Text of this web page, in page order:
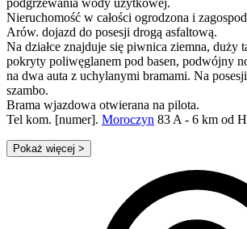
Nieruchomość w całości ogrodzona i
Arów. dojazd do posesji drogą asfaltową.
Na działce znajduje się piwnica ziemna, duży
pokryty poliwęglanem pod basen, podwójny
na dwa auta z uchylanymi bramami. Na
szambo.
Brama wjazdowa otwierana na pilota.
Tel kom. [numer]. Moroczyn 83 A - 6 km od
Pokaż więcej >